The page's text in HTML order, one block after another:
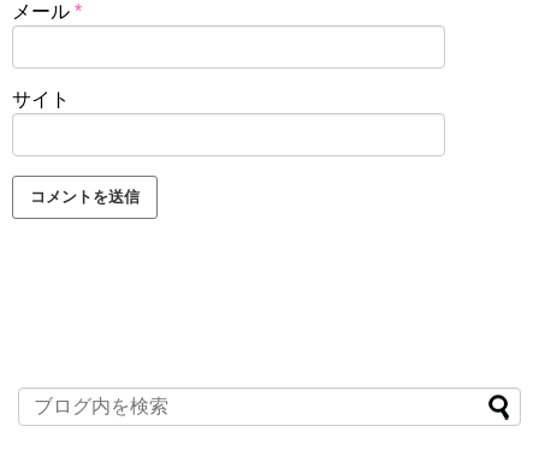
メール *
サイト